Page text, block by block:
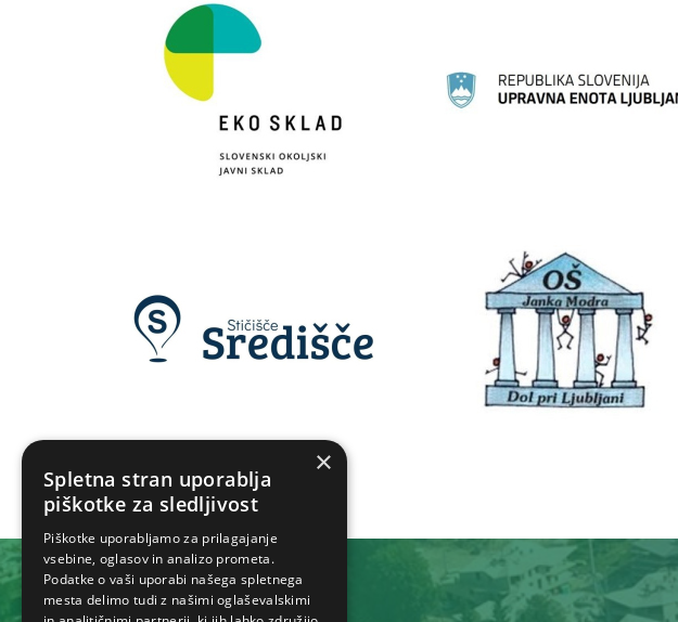
×
Spletna stran uporablja
piškotke za sledljivost
Piškotke uporabljamo za prilagajanje
vsebine, oglasov in analizo prometa.
Podatke o vaši uporabi našega spletnega
mesta delimo tudi z našimi oglaševalskimi